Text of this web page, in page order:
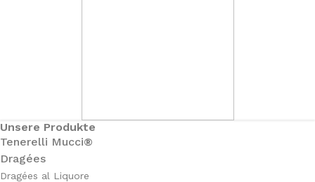
Unsere Produkte
Tenerelli Mucci®
Dragées
Dragées al Liquore